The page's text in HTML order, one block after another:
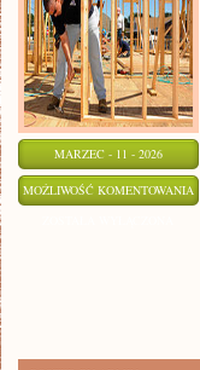
MARZEC - 11 - 2026
MOŻLIWOŚĆ KOMENTOWANIA